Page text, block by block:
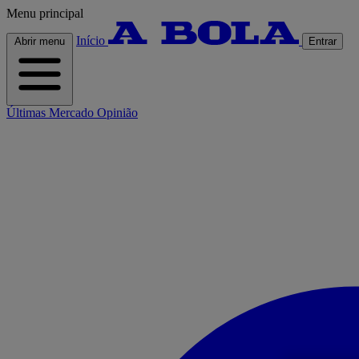
Menu principal
Abrir menu Início Entrar
Últimas Mercado Opinião